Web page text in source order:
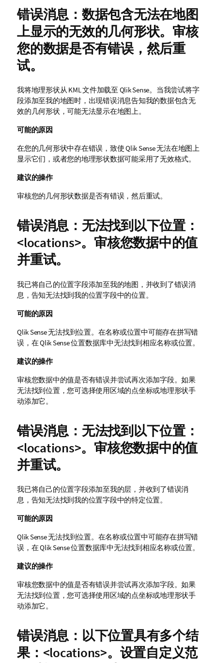
错误消息：数据包含无法在地图
上显示的无效的几何形状。审核
您的数据是否有错误，然后重
试。
我将地理形状从 KML 文件加载至 Qlik Sense。当我尝试将字
段添加至我的地图时，出现错误消息告知我的数据包含无
效的几何形状，可能无法显示在地图上。
可能的原因
在您的几何形状中存在错误，致使Qlik Sense无法在地图上
显示它们，或者您的地理形状数据可能采用了无效格式。
建议的操作
审核您的几何形状数据是否有错误，然后重试。
错误消息：无法找到以下位置：
<locations>。审核您数据中的值
并重试。
我已将自己的位置字段添加至我的地图，并收到了错误消
息，告知无法找到我的位置字段中的位置。
可能的原因
Qlik Sense无法找到位置。在名称或位置中可能存在拼写错
误，在Qlik Sense位置数据库中无法找到相应名称或位置。
建议的操作
审核您数据中的值是否有错误并尝试再次添加字段。如果
无法找到位置，您可选择使用区域的点坐标或地理形状手
动添加它。
错误消息：无法找到以下位置：
<locations>。审核您数据中的值
并重试。
我已将自己的位置字段添加至我的层，并收到了错误消
息，告知无法找到我的位置字段中的特定位置。
可能的原因
Qlik Sense无法找到位置。在名称或位置中可能存在拼写错
误，在Qlik Sense位置数据库中无法找到相应名称或位置。
建议的操作
审核您数据中的值是否有错误并尝试再次添加字段。如果
无法找到位置，您可选择使用区域的点坐标或地理形状手
动添加它。
错误消息：以下位置具有多个结
果：<locations>。设置自定义范